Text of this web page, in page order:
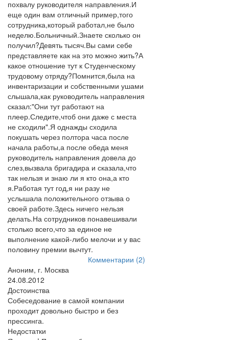
похвалу руководителя направления.И
еще один вам отличный пример,того
сотрудника,который работал,не было
неделю.Больничный.Знаете сколько он
получил?Девять тысяч.Вы сами себе
представляете как на это можно жить?А
какое отношение тут к Студенческому
трудовому отряду?Помнится,была на
инвентаризации и собственными ушами
слышала,как руководитель направления
сказал:"Они тут работают на
плеер.Следите,чтоб они даже с места
не сходили".Я однажды сходила
покушать через полтора часа после
начала работы,а после обеда меня
руководитель направления довела до
слез,вызвала бригадира и сказала,что
так нельзя и знаю ли я кто она,а кто
я.Работая тут год,я ни разу не
услышала положительного отзыва о
своей работе.Здесь ничего нельзя
делать.На сотрудников понавешивали
столько всего,что за единое не
выполнение какой-либо мелочи и у вас
половину премии вычтут.
Комментарии (2)
Аноним, г. Москва
24.08.2012
Достоинства
Собеседование в самой компании
проходит довольно быстро и без
прессинга.
Недостатки